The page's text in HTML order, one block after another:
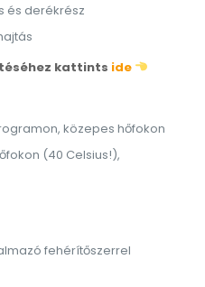
és derékrész
kattints ide
közepes hőfokon
(40 Celsius!),
fehérítőszerrel